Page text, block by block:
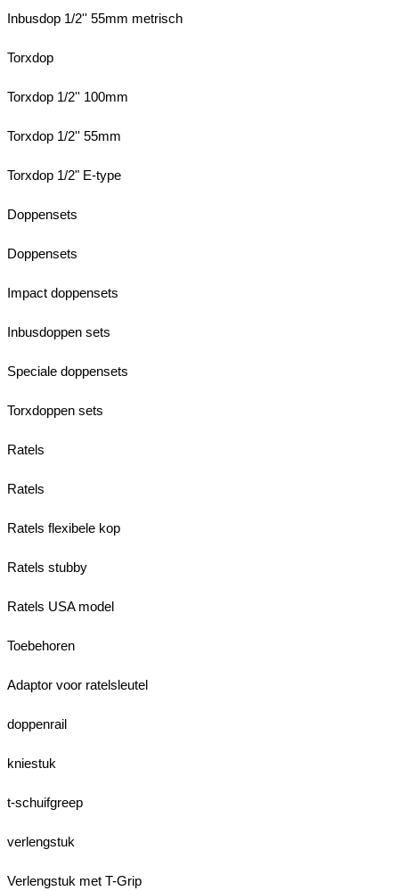
Inbusdop 1/2'' 55mm metrisch
Torxdop
Torxdop 1/2'' 100mm
Torxdop 1/2'' 55mm
Torxdop 1/2" E-type
Doppensets
Doppensets
Impact doppensets
Inbusdoppen sets
Speciale doppensets
Torxdoppen sets
Ratels
Ratels
Ratels flexibele kop
Ratels stubby
Ratels USA model
Toebehoren
Adaptor voor ratelsleutel
doppenrail
kniestuk
t-schuifgreep
verlengstuk
Verlengstuk met T-Grip